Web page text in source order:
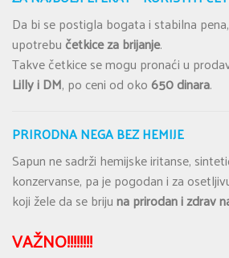
Da bi se postigla bogata i stabilna
upotrebu četkice za brijanje.
Takve četkice se mogu pronaći u
Lilly i DM, po ceni od oko650 dinara.
PRIRODNA NEGA BEZ HEMIJE
Sapun ne sadrži hemijske iritanse,
konzervanse, pa je pogodan i za
koji žele da se brijuna prirodan i zdrav
VAŽNO!!!!!!!!